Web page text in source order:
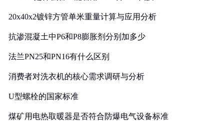
20x40x2镀锌方管单米重量计算与应用分析
抗渗混凝土中P6和P8膨胀剂分别加多少
法兰PN25和PN16有什么区别
消费者对洗衣机的核心需求调研与分析
U型螺栓的国家标准
煤矿用电热取暖器是否符合防爆电气设备标准